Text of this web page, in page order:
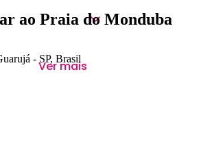
Ver mais
ao Praia do Monduba
- SP, Brasil